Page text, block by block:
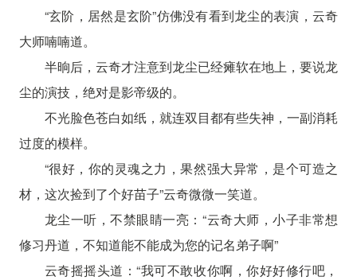
“玄阶，居然是玄阶”仿佛没有看到龙尘的表演，云奇
大师喃喃道。
半晌后，云奇才注意到龙尘已经瘫软在地上，要说龙
尘的演技，绝对是影帝级的。
不光脸色苍白如纸，就连双目都有些失神，一副消耗
过度的模样。
“很好，你的灵魂之力，果然强大异常，是个可造之
材，这次捡到了个好苗子”云奇微微一笑道。
龙尘一听，不禁眼睛一亮：“云奇大师，小子非常想
修习丹道，不知道能不能成为您的记名弟子啊”
云奇摇摇头道：“我可不敢收你啊，你好好修行吧，